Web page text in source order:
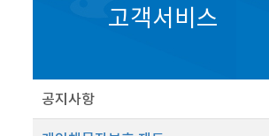
고객서비스
공지사항